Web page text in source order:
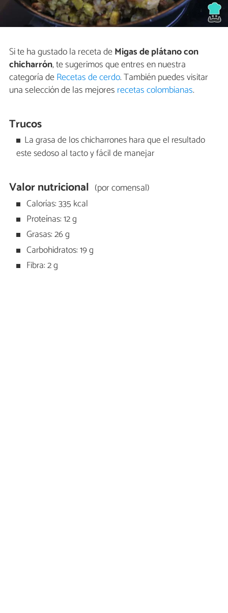
Si te ha gustado la receta deMigas de plátano con
chicharrón, te sugerimos que entres en nuestra
categoría deRecetas de cerdo. También puedes visitar
una selección de las mejores recetas colombianas.
Trucos
La grasa de los chicharrones hara que el resultado
este sedoso al tacto y fácil de manejar
Valor nutricional (por comensal)
Calorías: 335 kcal
Proteínas: 12 g
Grasas: 26 g
Carbohidratos: 19 g
Fibra: 2 g